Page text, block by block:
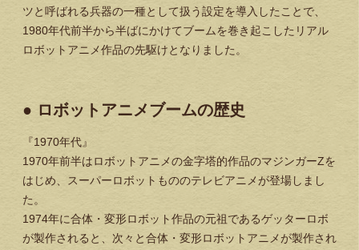
ツと呼ばれる兵器の一種として扱う設定を導入したことで、
1980年代前半から半ばにかけてブームを巻き起こしたリアル
ロボットアニメ作品の先駆けとなりました。
● ロボットアニメブームの歴史
『1970年代』
1970年前半はロボットアニメの金字塔的作品のマジンガーZを
はじめ、スーパーロボットもののテレビアニメが登場しまし
た。
1974年に合体・変形ロボット作品の元祖であるゲッターロボ
が製作されると、次々と合体・変形ロボットアニメが製作され